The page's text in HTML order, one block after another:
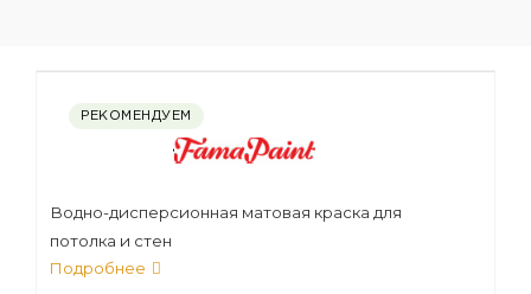
РЕКОМЕНДУЕМ
Водно-дисперсионная матовая краска для
потолка и стен
Подробнее